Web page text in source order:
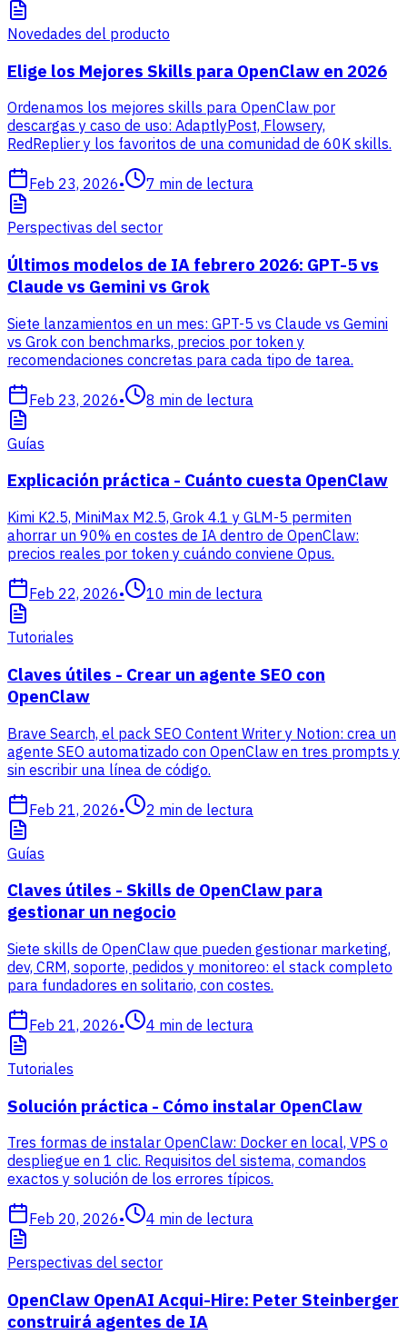
Novedades del producto
Elige los Mejores Skills para OpenClaw en 2026
Ordenamos los mejores skills para OpenClaw por
descargas y caso de uso: AdaptlyPost, Flowsery,
RedReplier y los favoritos de una comunidad de 60K skills.
Feb 23, 2026• 7 min de lectura
Perspectivas del sector
Últimos modelos de IA febrero 2026: GPT-5 vs
Claude vs Gemini vs Grok
Siete lanzamientos en un mes: GPT-5 vs Claude vs Gemini
vs Grok con benchmarks, precios por token y
recomendaciones concretas para cada tipo de tarea.
Feb 23, 2026• 8 min de lectura
Guías
Explicación práctica - Cuánto cuesta OpenClaw
Kimi K2.5, MiniMax M2.5, Grok 4.1 y GLM-5 permiten
ahorrar un 90% en costes de IA dentro de OpenClaw:
precios reales por token y cuándo conviene Opus.
Feb 22, 2026• 10 min de lectura
Tutoriales
Claves útiles - Crear un agente SEO con
OpenClaw
Brave Search, el pack SEO Content Writer y Notion: crea un
agente SEO automatizado con OpenClaw en tres prompts y
sin escribir una línea de código.
Feb 21, 2026• 2 min de lectura
Guías
Claves útiles - Skills de OpenClaw para
gestionar un negocio
Siete skills de OpenClaw que pueden gestionar marketing,
dev, CRM, soporte, pedidos y monitoreo: el stack completo
para fundadores en solitario, con costes.
Feb 21, 2026• 4 min de lectura
Tutoriales
Solución práctica - Cómo instalar OpenClaw
Tres formas de instalar OpenClaw: Docker en local, VPS o
despliegue en 1 clic. Requisitos del sistema, comandos
exactos y solución de los errores típicos.
Feb 20, 2026• 4 min de lectura
Perspectivas del sector
OpenClaw OpenAI Acqui-Hire: Peter Steinberger
construirá agentes de IA